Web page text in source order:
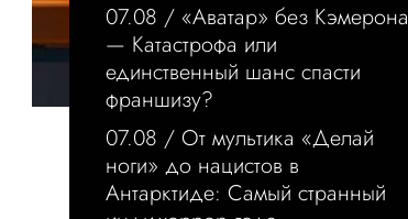
07.08 / «Аватар» без Кэмерона
— Катастрофа или
единственный шанс спасти
франшизу?
07.08 / От мультика «Делай
ноги» до нацистов в
Антарктиде: Самый странный